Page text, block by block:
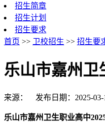
招生简章
招生计划
招生要求
首页 >> 卫校招生 >> 招生要
乐山市嘉州卫
来源： 发布日期：2025-
乐山市嘉州卫生职业高中